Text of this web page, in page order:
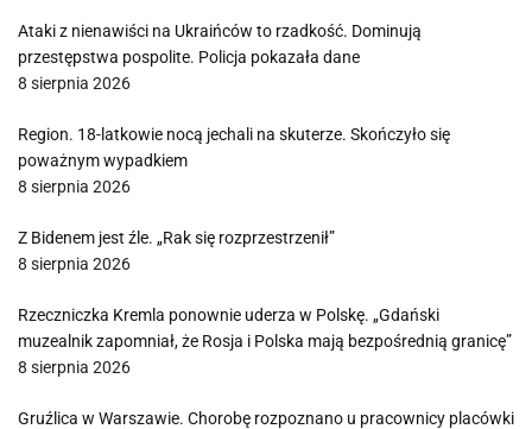
Ataki z nienawiści na Ukraińców to rzadkość. Dominują
przestępstwa pospolite. Policja pokazała dane
8 sierpnia 2026
Region. 18-latkowie nocą jechali na skuterze. Skończyło się
poważnym wypadkiem
8 sierpnia 2026
Z Bidenem jest źle. „Rak się rozprzestrzenił”
8 sierpnia 2026
Rzeczniczka Kremla ponownie uderza w Polskę. „Gdański
muzealnik zapomniał, że Rosja i Polska mają bezpośrednią granicę”
8 sierpnia 2026
Gruźlica w Warszawie. Chorobę rozpoznano u pracownicy placówki